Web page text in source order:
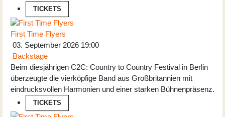
TICKETS
First Time Flyers
03. September 2026 19:00
Backstage
Beim diesjährigen C2C: Country to Country Festival in Berlin
überzeugte die vierköpfige Band aus Großbritannien mit
eindrucksvollen Harmonien und einer starken Bühnenpräsenz.
TICKETS